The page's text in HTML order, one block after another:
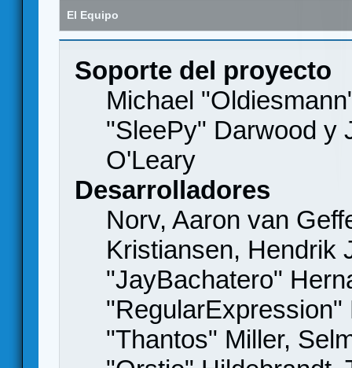
El Equipo
Soporte del proyecto
Michael
"SleePy" Darwood y
O'Leary
Desarrolladores
Norv, Aaron van
Kristiansen, Hendrik
"JayBachatero"
"Thantos" Miller,